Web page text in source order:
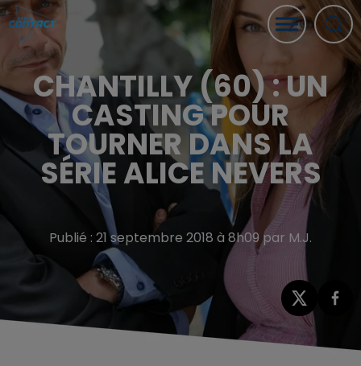
CHANTILLY (60) : UN
CASTING POUR
TOURNER DANS LA
SÉRIE ALICE NEVERS
Publié : 21 septembre 2018 à 8h09 par M.J.